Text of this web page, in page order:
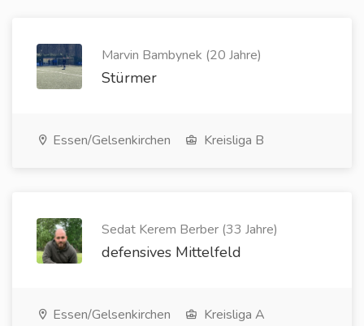
Marvin Bambynek (20 Jahre)
Stürmer
Essen/Gelsenkirchen Kreisliga B
Sedat Kerem Berber (33 Jahre)
defensives Mittelfeld
Essen/Gelsenkirchen Kreisliga A